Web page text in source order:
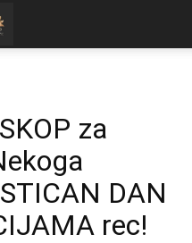
za
DAN
rec!